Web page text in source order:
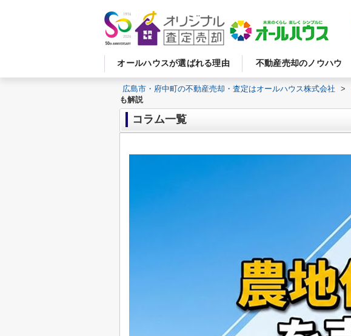
オールハウスが選ばれる理由 不動産売却のノウハウ
広島市・府中町の不動産売却・査定はオールハウス株式会社 >
も解説
コラム一覧